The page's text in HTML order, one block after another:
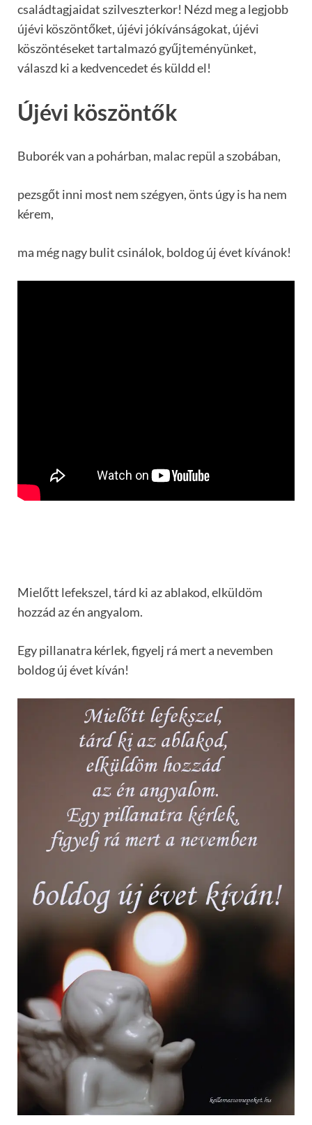
családtagjaidat szilveszterkor! Nézd meg a legjobb
újévi köszöntőket, újévi jókívánságokat, újévi
köszöntéseket tartalmazó gyűjteményünket,
válaszd ki a kedvencedet és küldd el!
Újévi köszöntők
Buborék van a pohárban, malac repül a szobában,
pezsgőt inni most nem szégyen, önts úgy is ha nem
kérem,
ma még nagy bulit csinálok, boldog új évet kívánok!
Mielőtt lefekszel, tárd ki az ablakod, elküldöm
hozzád az én angyalom.
Egy pillanatra kérlek, figyelj rá mert a nevemben
boldog új évet kíván!